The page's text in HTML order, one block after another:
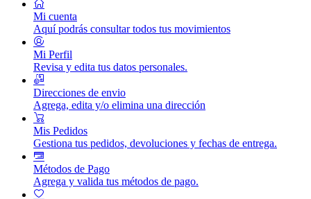
Mi cuenta
Aquí podrás consultar todos tus movimientos
Mi Perfil
Revisa y edita tus datos personales.
Direcciones de envio
Agrega, edita y/o elimina una dirección
Mis Pedidos
Gestiona tus pedidos, devoluciones y fechas de entrega.
Métodos de Pago
Agrega y valida tus métodos de pago.